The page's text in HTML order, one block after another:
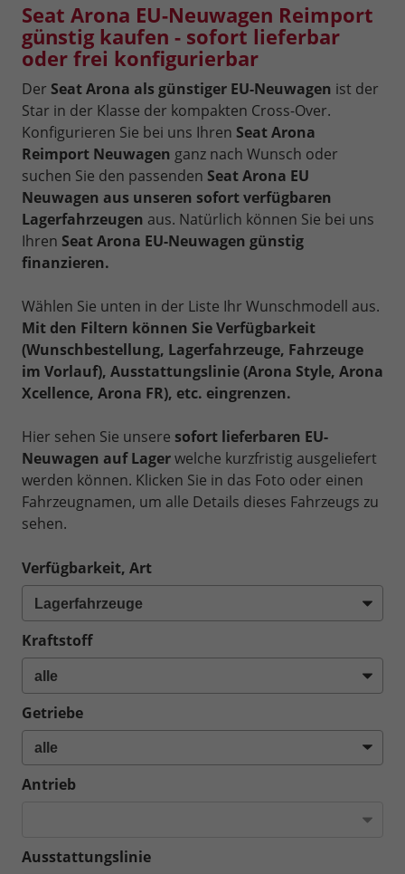
Seat Arona EU-Neuwagen Reimport
günstig kaufen - sofort lieferbar
oder frei konfigurierbar
Der Seat Arona als günstiger EU-Neuwagen ist der
Star in der Klasse der kompakten Cross-Over.
Konfigurieren Sie bei uns Ihren Seat Arona
Reimport Neuwagen ganz nach Wunsch oder
suchen Sie den passenden Seat Arona EU
Neuwagen aus unseren sofort verfügbaren
Lagerfahrzeugen aus. Natürlich können Sie bei uns
Ihren Seat Arona EU-Neuwagen günstig
finanzieren.
Wählen Sie unten in der Liste Ihr Wunschmodell aus.
Mit den Filtern können Sie Verfügbarkeit
(Wunschbestellung, Lagerfahrzeuge, Fahrzeuge
im Vorlauf), Ausstattungslinie (Arona Style, Arona
Xcellence, Arona FR), etc. eingrenzen.
Hier sehen Sie unsere sofort lieferbaren EU-
Neuwagen auf Lagerwelche kurzfristig ausgeliefert
werden können. Klicken Sie in das Foto oder einen
Fahrzeugnamen, um alle Details dieses Fahrzeugs zu
sehen.
Verfügbarkeit, Art
Kraftstoff
Getriebe
Antrieb
Ausstattungslinie